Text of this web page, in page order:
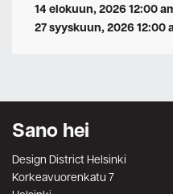
14 elokuun, 2026 12:00
27 syyskuun, 2026 12:00
Sano hei
Design District Helsinki
Korkeavuorenkatu 7